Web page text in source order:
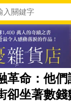
革命：他
卻坐著數錢